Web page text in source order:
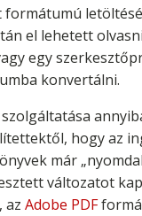
formátumú
el lehetett
egy
konvertálni.
hogy az
már
változatot
az Adobe PDF